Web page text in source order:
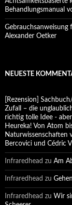
Behandlungsmanual
Alexander Oetker
NEUESTE
[Rezension]
Zufall – die
richtig tolle Idee -
Heureka! Von Atom
Naturwissenschaften
Bercovici und Cédric
Infraredhead zu Am
Infraredhead zu
Infraredhead zu Wir